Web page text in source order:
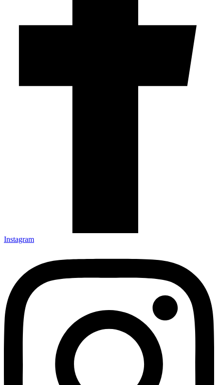
Instagram